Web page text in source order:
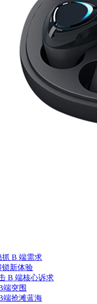
抓 B 端需求
锁新体验
B 端核心诉求
端突围
端抢滩蓝海